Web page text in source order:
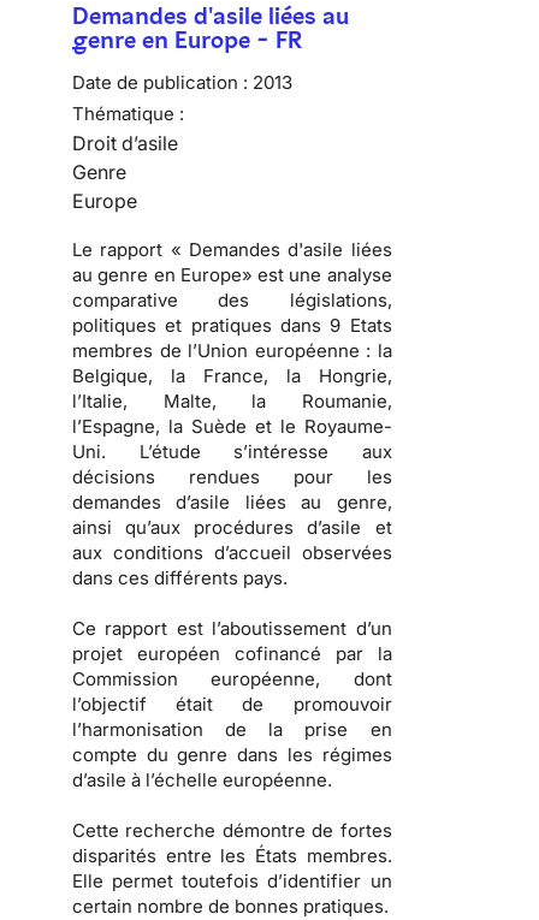
Demandes d'asile liées au
genre en Europe - FR
Date de publication : 2013
Thématique :
Droit d’asile
Genre
Europe
Le rapport « Demandes d'asile liées
au genre en Europe» est une analyse
comparative des législations,
politiques et pratiques dans 9 Etats
membres de l’Union européenne : la
Belgique, la France, la Hongrie,
l’Italie, Malte, la Roumanie,
l’Espagne, la Suède et le Royaume-
Uni. L’étude s’intéresse aux
décisions rendues pour les
demandes d’asile liées au genre,
ainsi qu’aux procédures d’asile et
aux conditions d’accueil observées
dans ces différents pays.
Ce rapport est l’aboutissement d’un
projet européen cofinancé par la
Commission européenne, dont
l’objectif était de promouvoir
l’harmonisation de la prise en
compte du genre dans les régimes
d’asile à l’échelle européenne.
Cette recherche démontre de fortes
disparités entre les États membres.
Elle permet toutefois d’identifier un
certain nombre de bonnes pratiques.